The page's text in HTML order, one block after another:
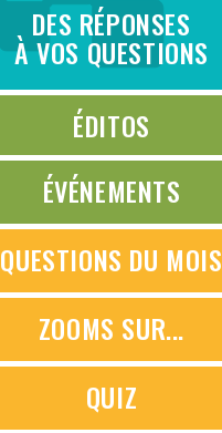
DES RÉPONSES
À VOS QUESTIONS
ÉDITOS
ÉVÉNEMENTS
QUESTIONS DU MOIS
ZOOMS SUR...
QUIZ